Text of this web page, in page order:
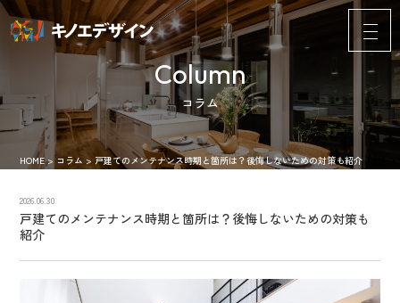
コラム
Column
HOME> コラム >戸建てのメンテナンス時期と箇所は？後悔しないための対策も紹介
戸建てのメンテナンス時期と箇所は？後悔しないための対策も
紹介
2026.06.30